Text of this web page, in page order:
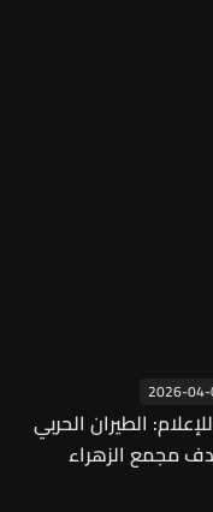
2026-
الطيران الحربي
مجمع الزهراء